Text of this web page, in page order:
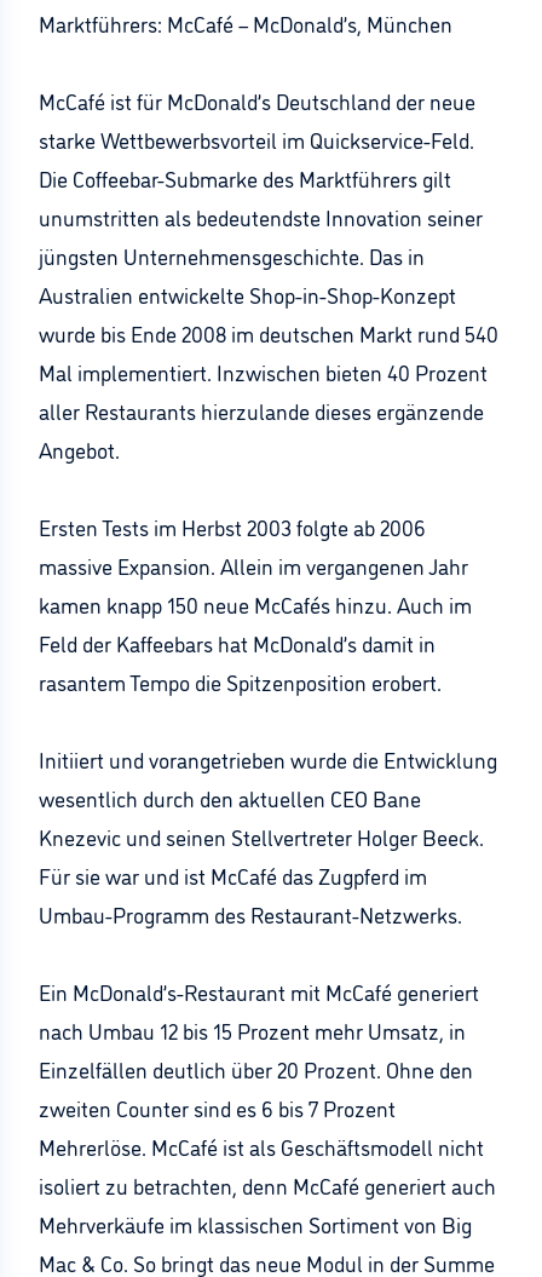
Marktführers: McCafé – McDonald’s, München
McCafé ist für McDonald’s Deutschland der neue
starke Wettbewerbsvorteil im Quickservice-Feld.
Die Coffeebar-Submarke des Marktführers gilt
unumstritten als bedeutendste Innovation seiner
jüngsten Unternehmensgeschichte. Das in
Australien entwickelte Shop-in-Shop-Konzept
wurde bis Ende 2008 im deutschen Markt rund 540
Mal implementiert. Inzwischen bieten 40 Prozent
aller Restaurants hierzulande dieses ergänzende
Angebot.
Ersten Tests im Herbst 2003 folgte ab 2006
massive Expansion. Allein im vergangenen Jahr
kamen knapp 150 neue McCafés hinzu. Auch im
Feld der Kaffeebars hat McDonald’s damit in
rasantem Tempo die Spitzenposition erobert.
Initiiert und vorangetrieben wurde die Entwicklung
wesentlich durch den aktuellen CEO Bane
Knezevic und seinen Stellvertreter Holger Beeck.
Für sie war und ist McCafé das Zugpferd im
Umbau-Programm des Restaurant-Netzwerks.
Ein McDonald’s-Restaurant mit McCafé generiert
nach Umbau 12 bis 15 Prozent mehr Umsatz, in
Einzelfällen deutlich über 20 Prozent. Ohne den
zweiten Counter sind es 6 bis 7 Prozent
Mehrerlöse. McCafé ist als Geschäftsmodell nicht
isoliert zu betrachten, denn McCafé generiert auch
Mehrverkäufe im klassischen Sortiment von Big
Mac & Co. So bringt das neue Modul in der Summe